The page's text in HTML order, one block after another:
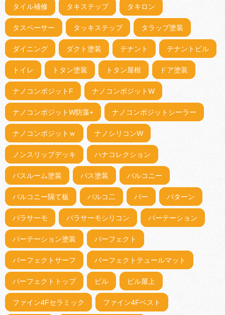
タイル補修 タキステップ タキロン
タスペーサー タッキステップ タラップ塗装
ダイニング ダクト塗装 テナント テナントビル
トイレ トタン塗装 トタン屋根 ドア塗装
ナノコンポジットF ナノコンポジットW
ナノコンポジットW防藻+ ナノコンポジットシーラー
ナノコンポジットｗ ナノシリコンW
ノンスリップデッキ ハナコレクション
バスルーム塗装 バス塗装 バルコニー
バルコニー隔て板 バルコ二 バー パターン
パラサーモ パラサーモシリコン パーテーション
パーテーション塗装 パーフェクト
パーフェクトサーフ パーフェクトテュールマット
パーフェクトトップ ビル ビル屋上
ファイン4Fセラミック ファイン4Fベスト